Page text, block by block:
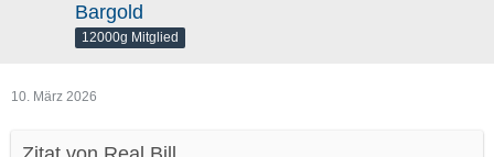
Bargold
12000g Mitglied
10. März 2026